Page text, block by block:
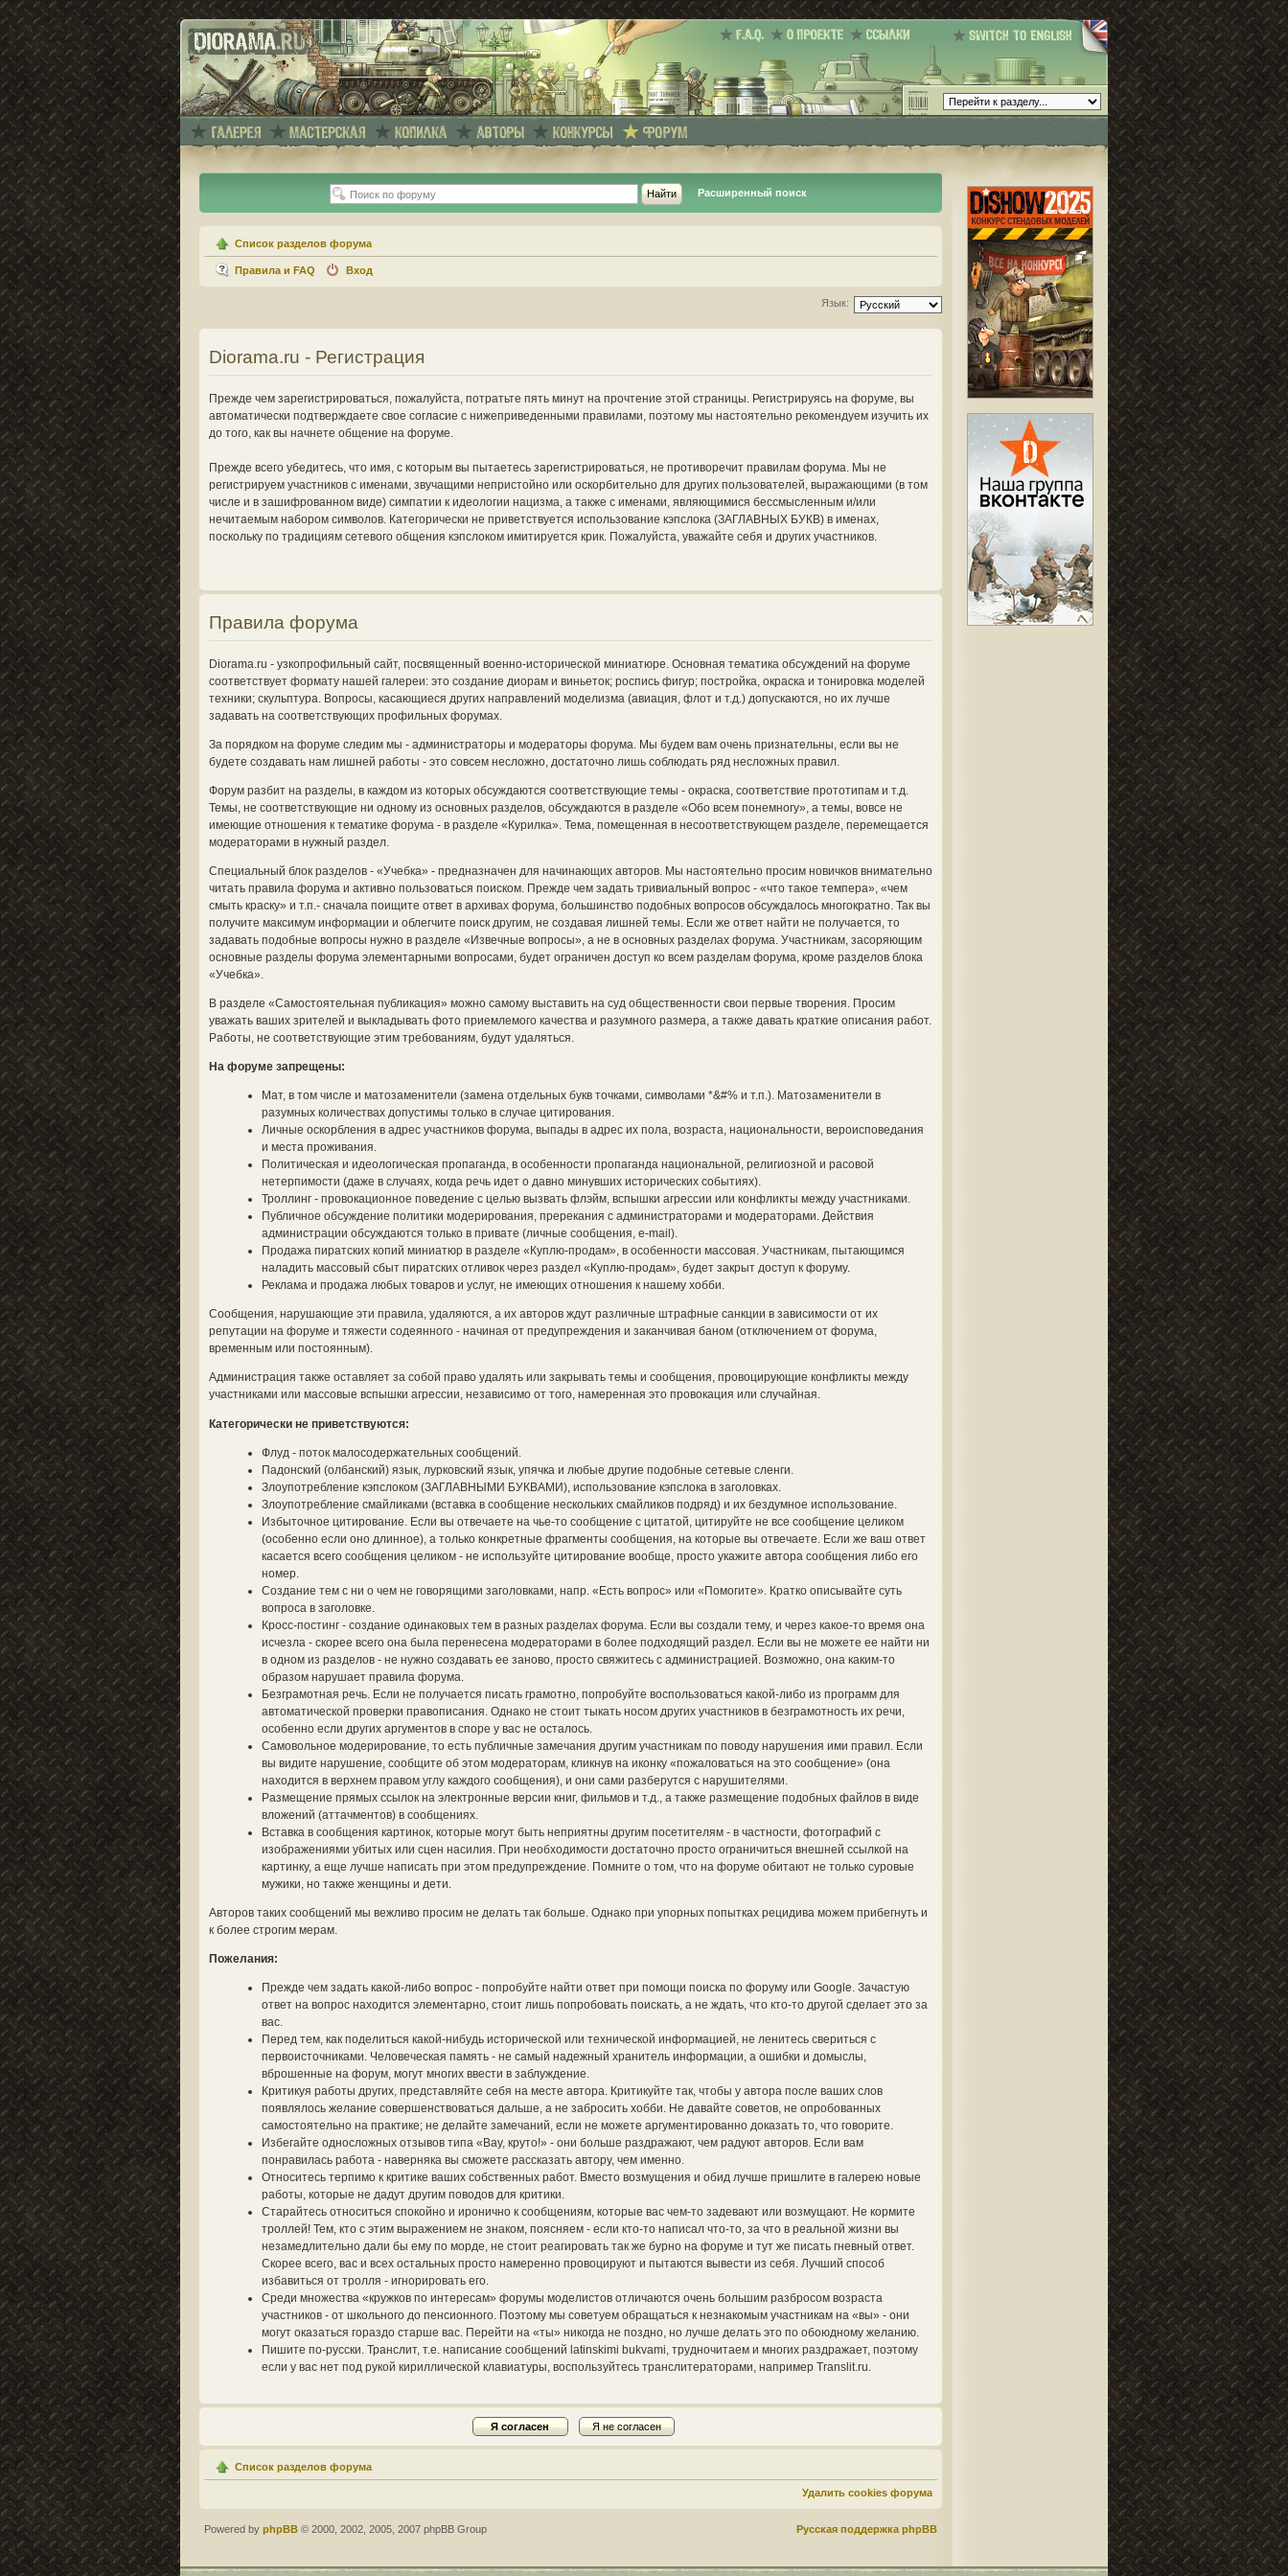
Расширенный поиск
Список разделов форума
Правила и FAQ Вход
Язык:
Diorama.ru - Регистрация
Прежде чем зарегистрироваться, пожалуйста, потратьте пять минут на прочтение этой страницы. Регистрируясь на форуме, вы
автоматически подтверждаете свое согласие с нижеприведенными правилами, поэтому мы настоятельно рекомендуем изучить их
до того, как вы начнете общение на форуме.
Прежде всего убедитесь, что имя, с которым вы пытаетесь зарегистрироваться, не противоречит правилам форума. Мы не
регистрируем участников с именами, звучащими непристойно или оскорбительно для других пользователей, выражающими (в том
числе и в зашифрованном виде) симпатии к идеологии нацизма, а также с именами, являющимися бессмысленным и/или
нечитаемым набором символов. Категорически не приветствуется использование кэпслока (ЗАГЛАВНЫХ БУКВ) в именах,
поскольку по традициям сетевого общения кэпслоком имитируется крик. Пожалуйста, уважайте себя и других участников.
Правила форума
Diorama.ru - узкопрофильный сайт, посвященный военно-исторической миниатюре. Основная тематика обсуждений на форуме
соответствует формату нашей галереи: это создание диорам и виньеток; роспись фигур; постройка, окраска и тонировка моделей
техники; скульптура. Вопросы, касающиеся других направлений моделизма (авиация, флот и т.д.) допускаются, но их лучше
задавать на соответствующих профильных форумах.
За порядком на форуме следим мы - администраторы и модераторы форума. Мы будем вам очень признательны, если вы не
будете создавать нам лишней работы - это совсем несложно, достаточно лишь соблюдать ряд несложных правил.
Форум разбит на разделы, в каждом из которых обсуждаются соответствующие темы - окраска, соответствие прототипам и т.д.
Темы, не соответствующие ни одному из основных разделов, обсуждаются в разделе «Обо всем понемногу», а темы, вовсе не
имеющие отношения к тематике форума - в разделе «Курилка». Тема, помещенная в несоответствующем разделе, перемещается
модераторами в нужный раздел.
Специальный блок разделов - «Учебка» - предназначен для начинающих авторов. Мы настоятельно просим новичков внимательно
читать правила форума и активно пользоваться поиском. Прежде чем задать тривиальный вопрос - «что такое темпера», «чем
смыть краску» и т.п.- сначала поищите ответ в архивах форума, большинство подобных вопросов обсуждалось многократно. Так вы
получите максимум информации и облегчите поиск другим, не создавая лишней темы. Если же ответ найти не получается, то
задавать подобные вопросы нужно в разделе «Извечные вопросы», а не в основных разделах форума. Участникам, засоряющим
основные разделы форума элементарными вопросами, будет ограничен доступ ко всем разделам форума, кроме разделов блока
«Учебка».
В разделе «Самостоятельная публикация» можно самому выставить на суд общественности свои первые творения. Просим
уважать ваших зрителей и выкладывать фото приемлемого качества и разумного размера, а также давать краткие описания работ.
Работы, не соответствующие этим требованиям, будут удаляться.
На форуме запрещены:
Мат, в том числе и матозаменители (замена отдельных букв точками, символами *&#% и т.п.). Матозаменители в
разумных количествах допустимы только в случае цитирования.
Личные оскорбления в адрес участников форума, выпады в адрес их пола, возраста, национальности, вероисповедания
и места проживания.
Политическая и идеологическая пропаганда, в особенности пропаганда национальной, религиозной и расовой
нетерпимости (даже в случаях, когда речь идет о давно минувших исторических событиях).
Троллинг - провокационное поведение с целью вызвать флэйм, вспышки агрессии или конфликты между участниками.
Публичное обсуждение политики модерирования, пререкания с администраторами и модераторами. Действия
администрации обсуждаются только в привате (личные сообщения, e-mail).
Продажа пиратских копий миниатюр в разделе «Куплю-продам», в особенности массовая. Участникам, пытающимся
наладить массовый сбыт пиратских отливок через раздел «Куплю-продам», будет закрыт доступ к форуму.
Реклама и продажа любых товаров и услуг, не имеющих отношения к нашему хобби.
Сообщения, нарушающие эти правила, удаляются, а их авторов ждут различные штрафные санкции в зависимости от их
репутации на форуме и тяжести содеянного - начиная от предупреждения и заканчивая баном (отключением от форума,
временным или постоянным).
Администрация также оставляет за собой право удалять или закрывать темы и сообщения, провоцирующие конфликты между
участниками или массовые вспышки агрессии, независимо от того, намеренная это провокация или случайная.
Категорически не приветствуются:
Флуд - поток малосодержательных сообщений.
Падонский (олбанский) язык, лурковский язык, упячка и любые другие подобные сетевые сленги.
Злоупотребление кэпслоком (ЗАГЛАВНЫМИ БУКВАМИ), использование кэпслока в заголовках.
Злоупотребление смайликами (вставка в сообщение нескольких смайликов подряд) и их бездумное использование.
Избыточное цитирование. Если вы отвечаете на чье-то сообщение с цитатой, цитируйте не все сообщение целиком
(особенно если оно длинное), а только конкретные фрагменты сообщения, на которые вы отвечаете. Если же ваш ответ
касается всего сообщения целиком - не используйте цитирование вообще, просто укажите автора сообщения либо его
номер.
Создание тем с ни о чем не говорящими заголовками, напр. «Есть вопрос» или «Помогите». Кратко описывайте суть
вопроса в заголовке.
Кросс-постинг - создание одинаковых тем в разных разделах форума. Если вы создали тему, и через какое-то время она
исчезла - скорее всего она была перенесена модераторами в более подходящий раздел. Если вы не можете ее найти ни
в одном из разделов - не нужно создавать ее заново, просто свяжитесь с администрацией. Возможно, она каким-то
образом нарушает правила форума.
Безграмотная речь. Если не получается писать грамотно, попробуйте воспользоваться какой-либо из программ для
автоматической проверки правописания. Однако не стоит тыкать носом других участников в безграмотность их речи,
особенно если других аргументов в споре у вас не осталось.
Самовольное модерирование, то есть публичные замечания другим участникам по поводу нарушения ими правил. Если
вы видите нарушение, сообщите об этом модераторам, кликнув на иконку «пожаловаться на это сообщение» (она
находится в верхнем правом углу каждого сообщения), и они сами разберутся с нарушителями.
Размещение прямых ссылок на электронные версии книг, фильмов и т.д., а также размещение подобных файлов в виде
вложений (аттачментов) в сообщениях.
Вставка в сообщения картинок, которые могут быть неприятны другим посетителям - в частности, фотографий с
изображениями убитых или сцен насилия. При необходимости достаточно просто ограничиться внешней ссылкой на
картинку, а еще лучше написать при этом предупреждение. Помните о том, что на форуме обитают не только суровые
мужики, но также женщины и дети.
Авторов таких сообщений мы вежливо просим не делать так больше. Однако при упорных попытках рецидива можем прибегнуть и
к более строгим мерам.
Пожелания:
Прежде чем задать какой-либо вопрос - попробуйте найти ответ при помощи поиска по форуму или Google. Зачастую
ответ на вопрос находится элементарно, стоит лишь попробовать поискать, а не ждать, что кто-то другой сделает это за
вас.
Перед тем, как поделиться какой-нибудь исторической или технической информацией, не ленитесь свериться с
первоисточниками. Человеческая память - не самый надежный хранитель информации, а ошибки и домыслы,
вброшенные на форум, могут многих ввести в заблуждение.
Критикуя работы других, представляйте себя на месте автора. Критикуйте так, чтобы у автора после ваших слов
появлялось желание совершенствоваться дальше, а не забросить хобби. Не давайте советов, не опробованных
самостоятельно на практике; не делайте замечаний, если не можете аргументированно доказать то, что говорите.
Избегайте односложных отзывов типа «Вау, круто!» - они больше раздражают, чем радуют авторов. Если вам
понравилась работа - наверняка вы сможете рассказать автору, чем именно.
Относитесь терпимо к критике ваших собственных работ. Вместо возмущения и обид лучше пришлите в галерею новые
работы, которые не дадут другим поводов для критики.
Старайтесь относиться спокойно и иронично к сообщениям, которые вас чем-то задевают или возмущают. Не кормите
троллей! Тем, кто с этим выражением не знаком, поясняем - если кто-то написал что-то, за что в реальной жизни вы
незамедлительно дали бы ему по морде, не стоит реагировать так же бурно на форуме и тут же писать гневный ответ.
Скорее всего, вас и всех остальных просто намеренно провоцируют и пытаются вывести из себя. Лучший способ
избавиться от тролля - игнорировать его.
Среди множества «кружков по интересам» форумы моделистов отличаются очень большим разбросом возраста
участников - от школьного до пенсионного. Поэтому мы советуем обращаться к незнакомым участникам на «вы» - они
могут оказаться гораздо старше вас. Перейти на «ты» никогда не поздно, но лучше делать это по обоюдному желанию.
Пишите по-русски. Транслит, т.е. написание сообщений latinskimi bukvami, трудночитаем и многих раздражает, поэтому
если у вас нет под рукой кириллической клавиатуры, воспользуйтесь транслитераторами, например Translit.ru.
Список разделов форума
Удалить cookies форума
Powered by phpBB © 2000, 2002, 2005, 2007 phpBB Group Русская поддержка phpBB